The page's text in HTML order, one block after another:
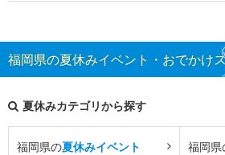
福岡県の夏休みイベント・おでかけ
夏休みカテゴリから探す
福岡県の夏休みイベント 福岡県